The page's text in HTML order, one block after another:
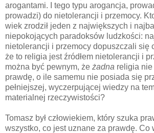
arogantami. I tego typu arogancja,
prowadzi) do nietolerancji i przemocy.
wiek zrodził jeden z największych i
niepokojących paradoksów ludzkości:
nietolerancji i przemocy dopuszczali się
że to religia jest źródłem nietolerancji i
można być pewnym, że żadna religia nie
prawdę, o ile samemu nie posiada się
pełniejszej, wyczerpującej wiedzy na
materialnej rzeczywistości?
Tomasz był człowiekiem, który szuka
wszystko, co jest uznane za prawdę. Co